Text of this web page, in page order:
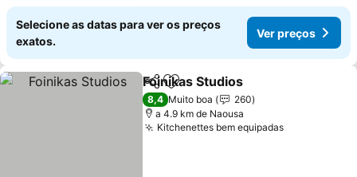
Selecione as datas para ver os preços
exatos.
Ver preços
PartilharAdicionar aos favoritos
Foinikas Studios
8,4 Muito boa
260
a 4.9 km de Naousa
Kitchenettes bem equipadasVer preços